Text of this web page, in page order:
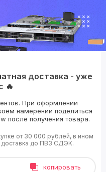
доставка - уже
🔥
При оформлении
намерении поделиться
после получения товара.
от 30 000 рублей, в ином
доставка до ПВЗ СДЭК.
копировать